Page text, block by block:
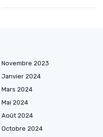
Novembre 2023
Janvier 2024
Mars 2024
Mai 2024
Août 2024
Octobre 2024